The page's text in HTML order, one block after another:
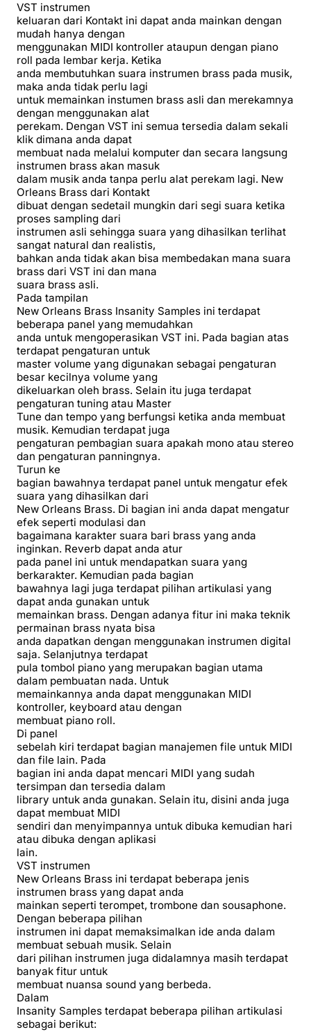
VST instrumen
keluaran dari Kontakt ini dapat anda mainkan dengan
mudah hanya dengan
menggunakan MIDI kontroller ataupun dengan piano
roll pada lembar kerja. Ketika
anda membutuhkan suara instrumen brass pada musik,
maka anda tidak perlu lagi
untuk memainkan instumen brass asli dan merekamnya
dengan menggunakan alat
perekam. Dengan VST ini semua tersedia dalam sekali
klik dimana anda dapat
membuat nada melalui komputer dan secara langsung
instrumen brass akan masuk
dalam musik anda tanpa perlu alat perekam lagi. New
Orleans Brass dari Kontakt
dibuat dengan sedetail mungkin dari segi suara ketika
proses sampling dari
instrumen asli sehingga suara yang dihasilkan terlihat
sangat natural dan realistis,
bahkan anda tidak akan bisa membedakan mana suara
brass dari VST ini dan mana
suara brass asli.
Pada tampilan
New Orleans Brass Insanity Samples ini terdapat
beberapa panel yang memudahkan
anda untuk mengoperasikan VST ini. Pada bagian atas
terdapat pengaturan untuk
master volume yang digunakan sebagai pengaturan
besar kecilnya volume yang
dikeluarkan oleh brass. Selain itu juga terdapat
pengaturan tuning atau Master
Tune dan tempo yang berfungsi ketika anda membuat
musik. Kemudian terdapat juga
pengaturan pembagian suara apakah mono atau stereo
dan pengaturan panningnya.
Turun ke
bagian bawahnya terdapat panel untuk mengatur efek
suara yang dihasilkan dari
New Orleans Brass. Di bagian ini anda dapat mengatur
efek seperti modulasi dan
bagaimana karakter suara bari brass yang anda
inginkan. Reverb dapat anda atur
pada panel ini untuk mendapatkan suara yang
berkarakter. Kemudian pada bagian
bawahnya lagi juga terdapat pilihan artikulasi yang
dapat anda gunakan untuk
memainkan brass. Dengan adanya fitur ini maka teknik
permainan brass nyata bisa
anda dapatkan dengan menggunakan instrumen digital
saja. Selanjutnya terdapat
pula tombol piano yang merupakan bagian utama
dalam pembuatan nada. Untuk
memainkannya anda dapat menggunakan MIDI
kontroller, keyboard atau dengan
membuat piano roll.
Di panel
sebelah kiri terdapat bagian manajemen file untuk MIDI
dan file lain. Pada
bagian ini anda dapat mencari MIDI yang sudah
tersimpan dan tersedia dalam
library untuk anda gunakan. Selain itu, disini anda juga
dapat membuat MIDI
sendiri dan menyimpannya untuk dibuka kemudian hari
atau dibuka dengan aplikasi
lain.
VST instrumen
New Orleans Brass ini terdapat beberapa jenis
instrumen brass yang dapat anda
mainkan seperti terompet, trombone dan sousaphone.
Dengan beberapa pilihan
instrumen ini dapat memaksimalkan ide anda dalam
membuat sebuah musik. Selain
dari pilihan instrumen juga didalamnya masih terdapat
banyak fitur untuk
membuat nuansa sound yang berbeda.
Dalam
Insanity Samples terdapat beberapa pilihan artikulasi
sebagai berikut: